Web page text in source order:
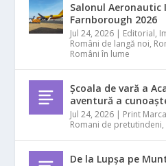
Salonul
Farnborough 2026
Jul 24, 2026 | Editorial,
Români de langă noi,
Români în lume
Școala de vară a
aventură a
Jul 24, 2026 | Print Marca
Romani de pretutindeni,
De la Lupșa pe